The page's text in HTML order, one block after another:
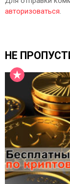
авторизоваться.
НЕ